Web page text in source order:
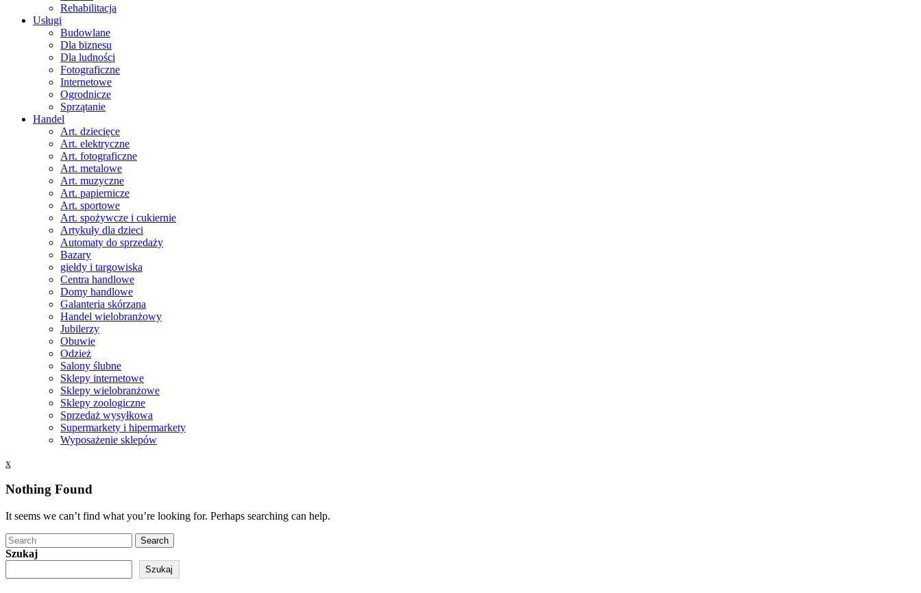
Rehabilitacja
Usługi
Budowlane
Dla biznesu
Dla ludności
Fotograficzne
Internetowe
Ogrodnicze
Sprzątanie
Handel
Art. dziecięce
Art. elektryczne
Art. fotograficzne
Art. metalowe
Art. muzyczne
Art. papiernicze
Art. sportowe
Art. spożywcze i cukiernie
Artykuły dla dzieci
Automaty do sprzedaży
Bazary
giełdy i targowiska
Centra handlowe
Domy handlowe
Galanteria skórzana
Handel wielobranżowy
Jubilerzy
Obuwie
Odzież
Salony ślubne
Sklepy internetowe
Sklepy wielobranżowe
Sklepy zoologiczne
Sprzedaż wysyłkowa
Supermarkety i hipermarkety
Wyposażenie sklepów
xClose
Nothing Found
It seems we can’t find what you’re looking for. Perhaps searching can help.
Search
Szukaj
Szukaj